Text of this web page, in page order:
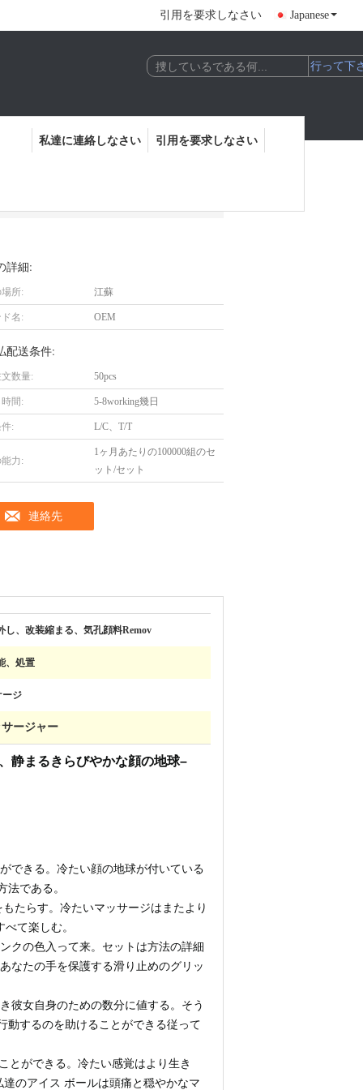
引用を要求しなさい Japanese
私達に連絡しなさい 引用を要求しなさい
詳細:
所: 江蘇
名: OEM
配送条件:
数量: 50pcs
間: 5-8working幾日
: L/C、T/T
力:
1ヶ月あたりの100000組のセ
ット/セット
連絡先
し、改装縮まる、気孔顔料Remov
、処置
ージ
ージャー
静まるきらびやかな顔の地球–
できる。冷たい顔の地球が付いている
である。
たらす。冷たいマッサージはまたより
て楽しむ。
クの色入って来。セットは方法の詳細
なたの手を保護する滑り止めのグリッ
彼女自身のための数分に値する。そう
動するのを助けることができる従って
とができる。冷たい感覚はより生き
のアイス ボールは頭痛と穏やかなマ